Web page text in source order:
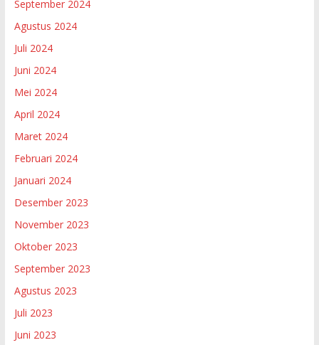
September 2024
Agustus 2024
Juli 2024
Juni 2024
Mei 2024
April 2024
Maret 2024
Februari 2024
Januari 2024
Desember 2023
November 2023
Oktober 2023
September 2023
Agustus 2023
Juli 2023
Juni 2023